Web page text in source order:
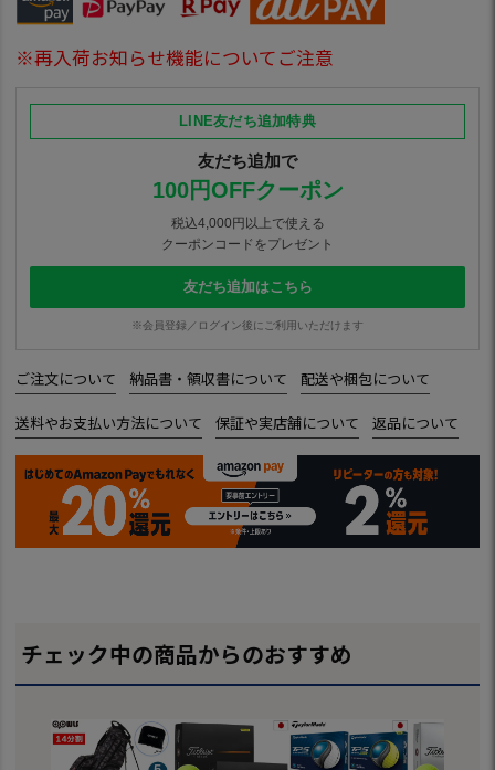
※再入荷お知らせ機能についてご注意
LINE友だち追加特典
友だち追加で
100円OFFクーポン
税込4,000円以上で使える
クーポンコードをプレゼント
友だち追加はこちら
※会員登録／ログイン後にご利用いただけます
ご注文について 納品書・領収書について 配送や梱包について
送料やお支払い方法について 保証や実店舗について 返品について
チェック中の商品からのおすすめ